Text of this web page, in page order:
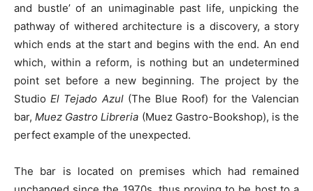
and bustle’ of an unimaginable past life, unpicking the
pathway of withered architecture is a discovery, a story
which ends at the start and begins with the end. An end
which, within a reform, is nothing but an undetermined
point set before a new beginning. The project by the
StudioEl Tejado Azul (The Blue Roof) for the Valencian
bar,Muez Gastro Libreria (Muez Gastro-Bookshop), is the
perfect example of the unexpected.
The bar is located on premises which had remained